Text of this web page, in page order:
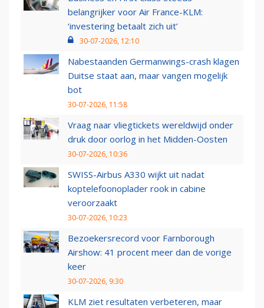
belangrijker voor Air France-KLM:
‘investering betaalt zich uit’
30-07-2026, 12:10
Nabestaanden Germanwings-crash klagen
Duitse staat aan, maar vangen mogelijk
bot
30-07-2026, 11:58
Vraag naar vliegtickets wereldwijd onder
druk door oorlog in het Midden-Oosten
30-07-2026, 10:36
SWISS-Airbus A330 wijkt uit nadat
koptelefoonoplader rook in cabine
veroorzaakt
30-07-2026, 10:23
Bezoekersrecord voor Farnborough
Airshow: 41 procent meer dan de vorige
keer
30-07-2026, 9:30
KLM ziet resultaten verbeteren, maar